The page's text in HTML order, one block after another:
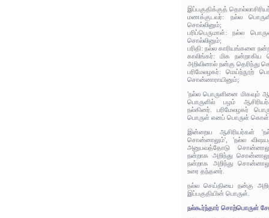
இப்பகுதிக்குத்
மணக்குடவர்: நல்ல
சொல்லினும்;
பரிப்பெருமாள்: நல்ல
சொல்லினும்;
பரிதி: நல்ல காரியங்களை
காலிங்கர்: மிக
அறிவினால் நன்கு தெரிந்து
பரிமேலழகர்: மெய்ந்நூற்
சொன்னாராயினும்;
'நல்ல பொருளினை மிகவும்
பொருளில் பழம்
நல்கினர். பரிமேலழகர்
பொருள் எனப் பொருள்
இன்றைய ஆசிரியர்கள்
சொன்னாலும்', 'நல்ல
அனுபவத்தோடு
நன்றாக அறிந்து
நன்றாக அறிந்து
உரை தந்தனர்.
நல்ல செய்தியை நன்கு
இப்பகுதியின் பொருள்.
நல்கூர்ந்தார் சொற்பொருள்